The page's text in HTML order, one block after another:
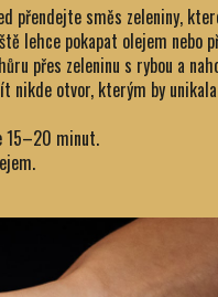
přendejte směs zeleniny,
lehce pokapat olejem nebo
přes zeleninu s rybou a
nikde otvor, kterým by
15–20 minut.